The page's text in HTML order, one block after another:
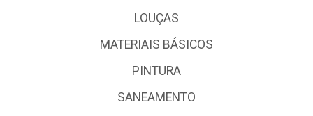
LOUÇAS
MATERIAIS BÁSICOS
PINTURA
SANEAMENTO